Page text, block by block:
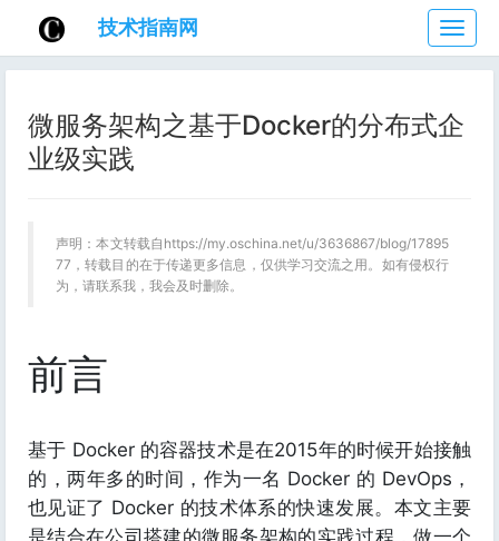
技
术
指
网
技术指南网
微服务架构之基于Docker的分布式企
业级实践
声明：本文转载自https://my.oschina.net/u/3636867/blog/17895
77，转载目的在于传递更多信息，仅供学习交流之用。如有侵权行
为，请联系我，我会及时删除。
前言
基于 Docker 的容器技术是在2015年的时候开始接触
的，两年多的时间，作为一名 Docker 的 DevOps，
也见证了 Docker 的技术体系的快速发展。本文主要
是结合在公司搭建的微服务架构的实践过程，做一个